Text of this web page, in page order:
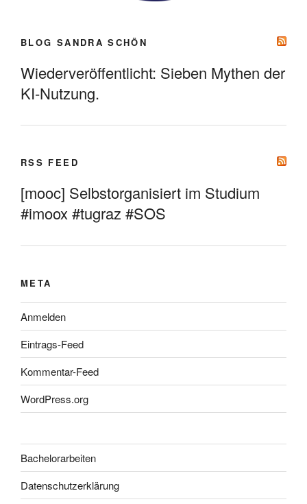
BLOG SANDRA SCHÖN
Wiederveröffentlicht: Sieben Mythen der
KI-Nutzung.
RSS FEED
[mooc] Selbstorganisiert im Studium
#imoox #tugraz #SOS
META
Anmelden
Eintrags-Feed
Kommentar-Feed
WordPress.org
Bachelorarbeiten
Datenschutzerklärung